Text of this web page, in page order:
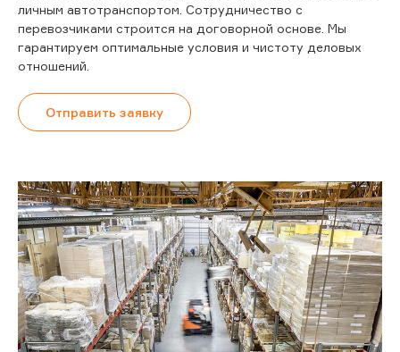
личным автотранспортом. Сотрудничество с
перевозчиками строится на договорной основе. Мы
гарантируем оптимальные условия и чистоту деловых
отношений.
Отправить заявку